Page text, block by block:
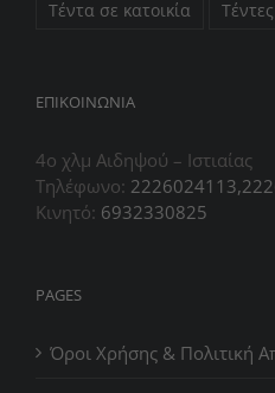
Τέντα σε κατοικία
ΕΠIΚΟΙΝΩΝΙΑ
4ο χλμ Αιδηψού – Ιστιαίας
Τηλέφωνο:
Κινητό: 6932330825
PAGES
Όροι Χρήσης & Πολιτική